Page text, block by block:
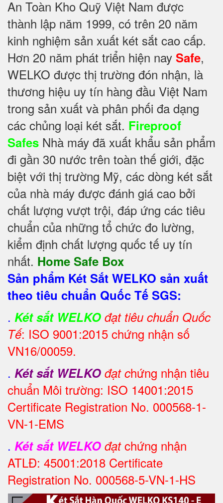
An Toàn Kho Quỹ Việt Nam được
thành lập năm 1999, có trên 20 năm
kinh nghiệm sản xuất két sắt cao cấp.
Hơn 20 năm phát triển hiện nay Safe,
WELKO được thị trường đón nhận, là
thương hiệu uy tín hàng đầu Việt Nam
trong sản xuất và phân phối đa dạng
các chủng loại két sắt. Fireproof
Safes Nhà máy đã xuất khẩu sản phẩm
đi gần 30 nước trên toàn thế giới, đặc
biệt với thị trường Mỹ, các dòng két sắt
của nhà máy được đánh giá cao bởi
chất lượng vượt trội, đáp ứng các tiêu
chuẩn của những tổ chức đo lường,
kiểm định chất lượng quốc tế uy tín
nhất. Home Safe Box
Sản phẩm Két Sắt WELKO sản xuất
theo tiêu chuẩn Quốc Tế SGS:
. Két sắt WELKO đạt tiêu chuẩn Quốc
Tế: ISO 9001:2015 chứng nhận số
VN16/00059.
. Két sắt WELKO đạt chứng nhận tiêu
chuẩn Môi trường: ISO 14001:2015
Certificate Registration No. 000568-1-
VN-1-EMS
. Két sắt WELKO đạtchứng nhận
ATLĐ: 45001:2018 Certificate
Registration No. 000568-5-VN-1-HS